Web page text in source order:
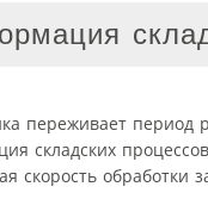
переживает
складских
скорость